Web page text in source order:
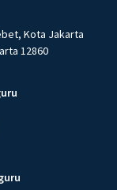
Kota Jakarta
12860